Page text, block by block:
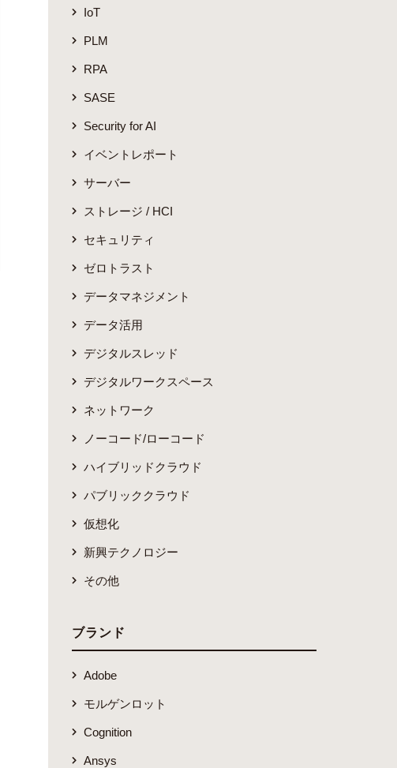
IoT
PLM
RPA
SASE
Security for AI
イベントレポート
サーバー
ストレージ / HCI
セキュリティ
ゼロトラスト
データマネジメント
データ活用
デジタルスレッド
デジタルワークスペース
ネットワーク
ノーコード/ローコード
ハイブリッドクラウド
パブリッククラウド
仮想化
新興テクノロジー
その他
ブランド
Adobe
モルゲンロット
Cognition
Ansys